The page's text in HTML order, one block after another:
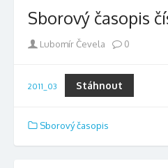
Sborový časopis
Author
Lubomír Čevela 0
2011_03 Stáhnout
Sborový časopis